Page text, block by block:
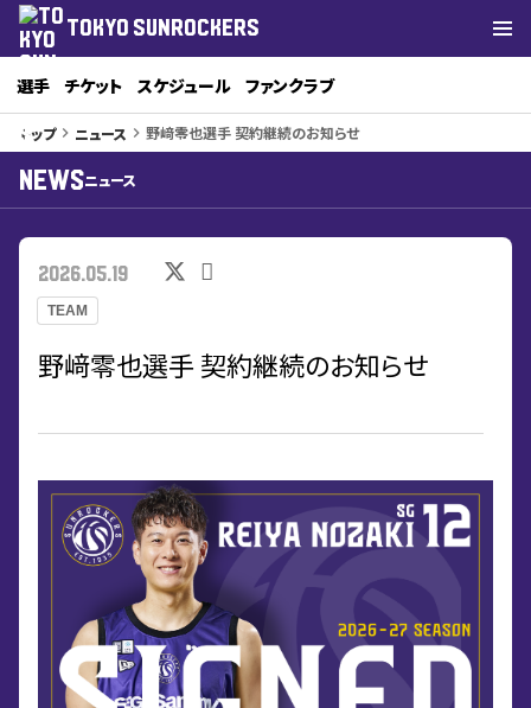
TOKYO SUNROCKERS
選手 チケット スケジュール ファンクラブ
トップkeyboard_arrow_right ニュース keyboard_arrow_right 野﨑零也選手 契約継続のお知らせ
NEWSニュース
TEAM
2026.05.19
野﨑零也選手 契約継続のお知らせ